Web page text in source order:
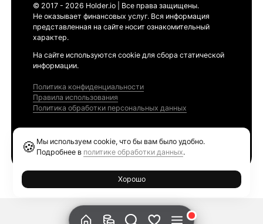
© 2017 - 2026 Holder.io | Все права защищены.
Не оказывает финансовых услуг. Вся информация
представленная на сайте носит ознакомительный
характер.
На сайте используются cookie для сбора статической
информации.
Политика конфиденциальности
Правила использования
Политика обработки персональных данных
🍪 Мы используем cookie, что бы вам было удобно.
Подробнее в политике обработки данных.
Хорошо
Ethereum GAS Tracker